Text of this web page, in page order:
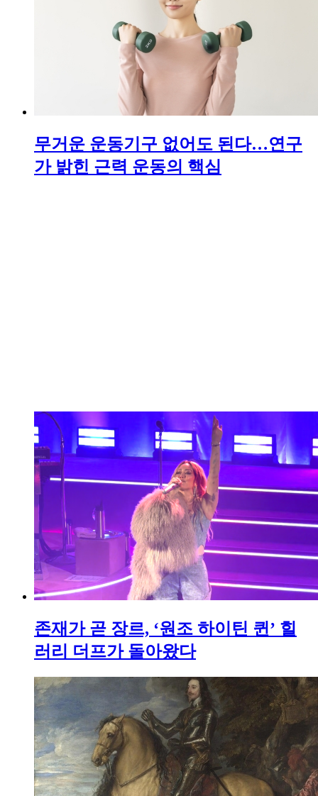
무거운 운동기구 없어도 된다…연구
가 밝힌 근력 운동의 핵심
존재가 곧 장르, ‘원조 하이틴 퀸’ 힐
러리 더프가 돌아왔다